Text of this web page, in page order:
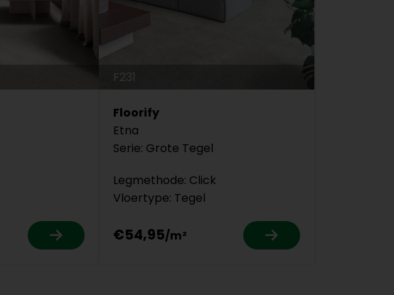
F231
Floorify
Etna
Serie: Grote Tegel
Legmethode: Click
Vloertype: Tegel
€54,95